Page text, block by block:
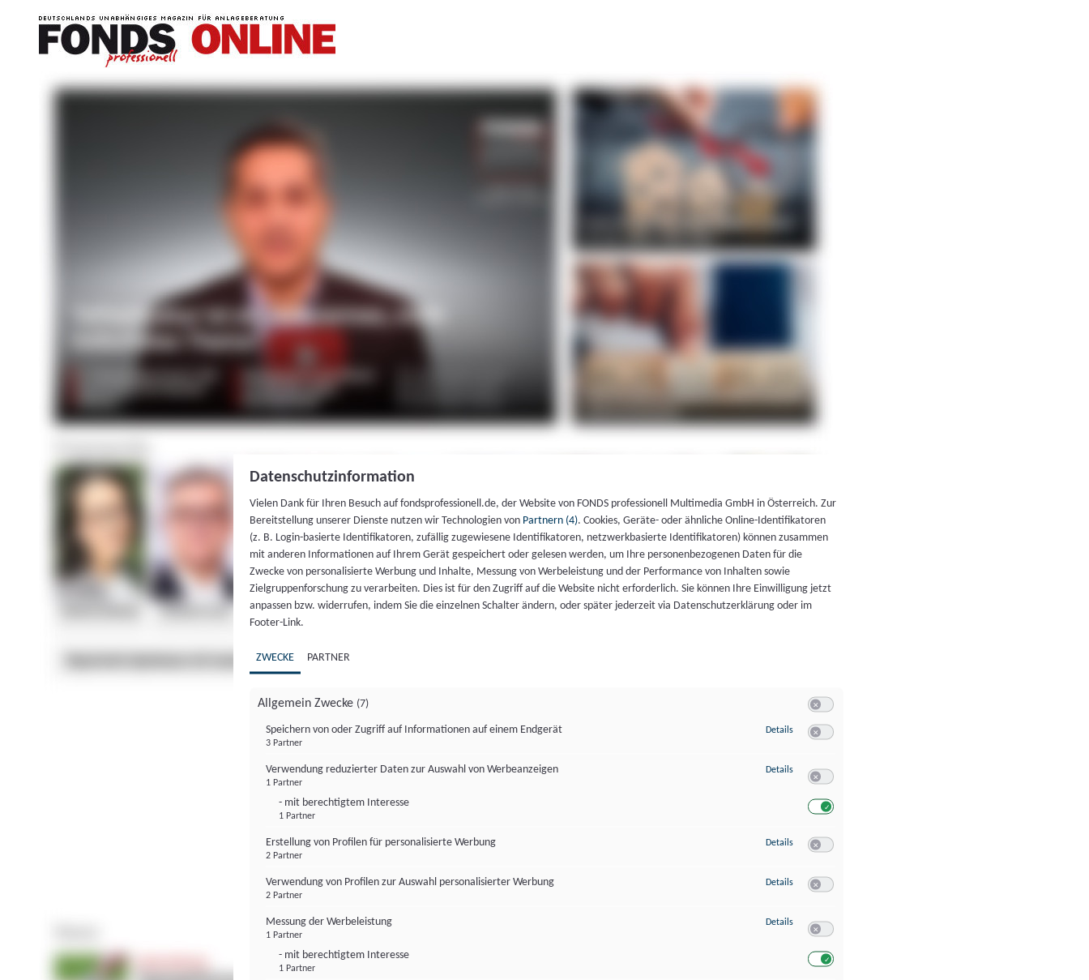
Datenschutzinformation
Vielen Dank für Ihren Besuch auf fondsprofessionell.de, der Website von FONDS professionell Multimedia GmbH in Österreich. Zur
Bereitstellung unserer Dienste nutzen wir Technologien von Partnern (4). Cookies, Geräte- oder ähnliche Online-Identifikatoren
(z. B. Login-basierte Identifikatoren, zufällig zugewiesene Identifikatoren, netzwerkbasierte Identifikatoren) können zusammen
mit anderen Informationen auf Ihrem Gerät gespeichert oder gelesen werden, um Ihre personenbezogenen Daten für die
Zwecke von personalisierte Werbung und Inhalte, Messung von Werbeleistung und der Performance von Inhalten sowie
Zielgruppenforschung zu verarbeiten. Dies ist für den Zugriff auf die Website nicht erforderlich. Sie können Ihre Einwilligung jetzt
anpassen bzw. widerrufen, indem Sie die einzelnen Schalter ändern, oder später jederzeit via Datenschutzerklärung oder im
Footer-Link.
ZWECKE PARTNER
Allgemein Zwecke (7)
Speichern von oder Zugriff auf Informationen auf einem Endgerät
3 Partner
Details zu Speichern von oder Zugriff auf Informationen auf einem Endgerät
Verwendung reduzierter Daten zur Auswahl von Werbeanzeigen
1 Partner
- mit berechtigtem Interesse
1 Partner
Details zu Verwendung reduzierter Daten zur Auswahl von Werbeanzeigen
Erstellung von Profilen für personalisierte Werbung
2 Partner
Details zu Erstellung von Profilen für personalisierte Werbung
Verwendung von Profilen zur Auswahl personalisierter Werbung
2 Partner
Details zu Verwendung von Profilen zur Auswahl personalisierter Werbung
Messung der Werbeleistung
1 Partner
- mit berechtigtem Interesse
1 Partner
Details zu Messung der Werbeleistung